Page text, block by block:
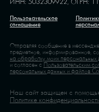
Пользовательское
соглашение
Отправляя сообщение в
предметное, информированное,
на обработку моих персональных
и согласен сПользовательским
персональных данных и файлов
Наш сайт защищен с
Политике